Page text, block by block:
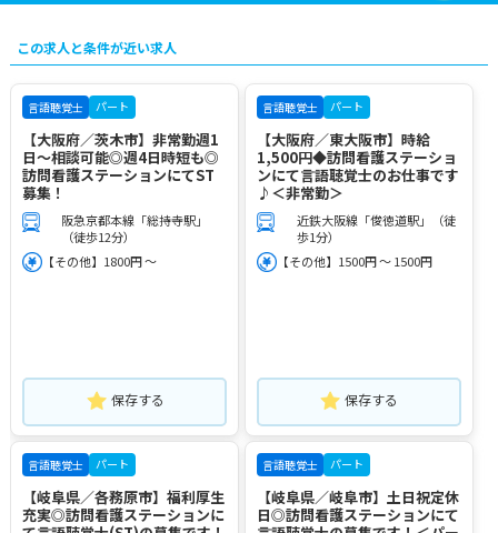
この求人と条件が近い求人
言語聴覚士 パート
【大阪府／茨木市】非常勤週1
日～相談可能◎週4日時短も◎
訪問看護ステーションにてST
募集！
阪急京都本線「総持寺駅」
（徒歩12分）
【その他】1800円 ～
保存する
言語聴覚士 パート
【大阪府／東大阪市】時給
1,500円◆訪問看護ステーショ
ンにて言語聴覚士のお仕事です
♪＜非常勤＞
近鉄大阪線「俊徳道駅」（徒
歩1分）
【その他】1500円 ～ 1500円
保存する
言語聴覚士 パート
【岐阜県／各務原市】福利厚生
充実◎訪問看護ステーションに
言語聴覚士 パート
【岐阜県／岐阜市】土日祝定休
日◎訪問看護ステーションにて